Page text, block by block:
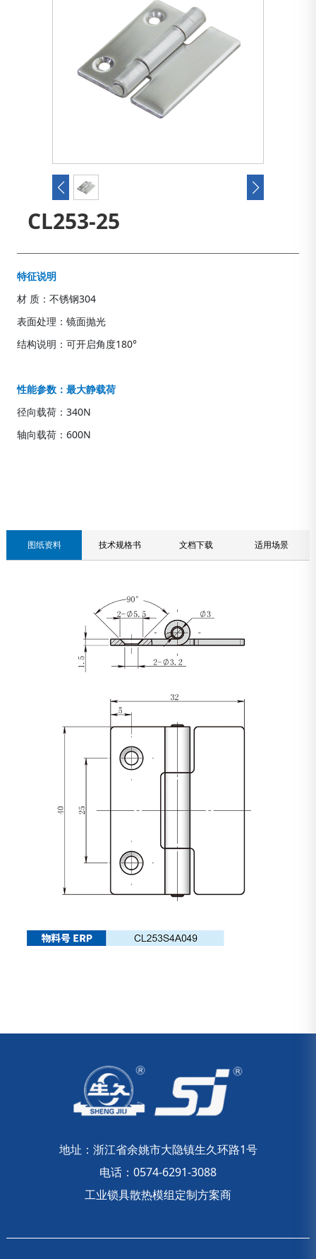
CL253-25
特征说明
材 质：不锈钢304
表面处理：镜面抛光
结构说明：可开启角度180°
性能参数：最大静载荷
径向载荷：340N
轴向载荷：600N
图纸资料 技术规格书 文档下载 适用场景
地址：浙江省余姚市大隐镇生久环路1号
电话：0574-6291-3088
工业锁具散热模组定制方案商